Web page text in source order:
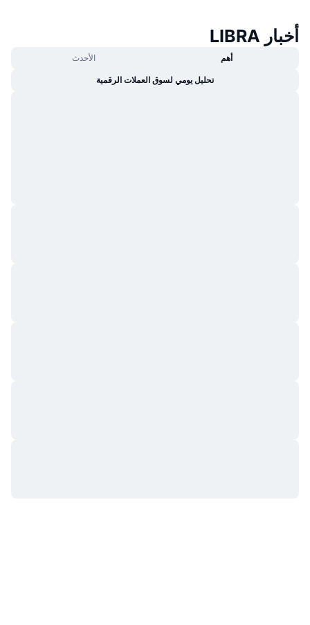
أخبار LIBRA
أهم الأحدث
تحليل يومي لسوق العملات الرقمية